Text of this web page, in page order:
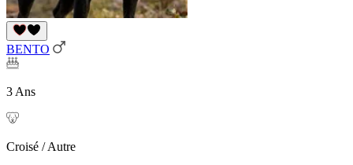
BENTO
3 Ans
Croisé / Autre